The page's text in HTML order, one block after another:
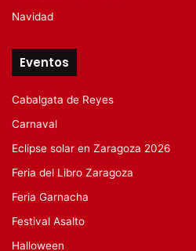
Navidad
Eventos
Cabalgata de Reyes
Carnaval
Eclipse solar en Zaragoza 2026
Feria del Libro Zaragoza
Feria Garnacha
Festival Asalto
Halloween